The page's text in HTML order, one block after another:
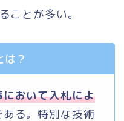
ことが多い。
は？
おいて入札によ
ある。特別な技術